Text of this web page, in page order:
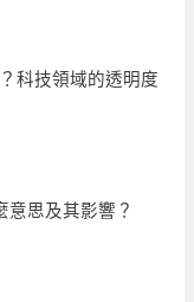
科技領域的透明度
思及其影響？